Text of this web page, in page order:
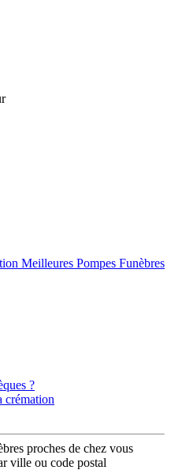
Meilleures Pompes Funèbres
?
crémation
proches de chez vous
ville ou code postal